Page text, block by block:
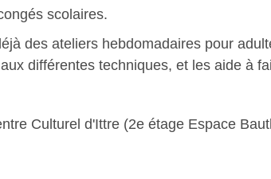
scolaires.
des ateliers hebdomadaires pour
différentes techniques, et les aide à
Culturel d'Ittre (2e étage Espace